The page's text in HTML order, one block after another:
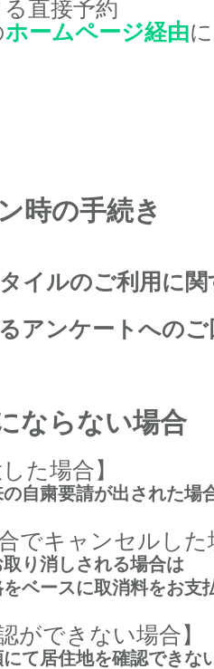
直接予約
ホームページ経由
時の手続き
イルのご利用に
アンケートへの
ならない場合
た場合】
自粛要請が出された場
でキャンセルした
り消しされる場合は
ベースに取消料をお支
ができない場合】
にて居住地を確認できな